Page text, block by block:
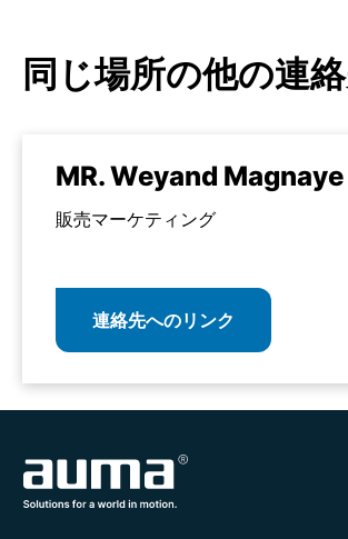
同じ場所の他の連
MR. Weyand Magnaye
販売マーケティング
連絡先へのリンク